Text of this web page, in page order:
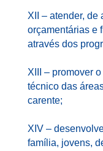
XII – atender, de
orçamentárias e
através dos
XIII – promover
técnico das
carente;
XIV –
família, jovens,